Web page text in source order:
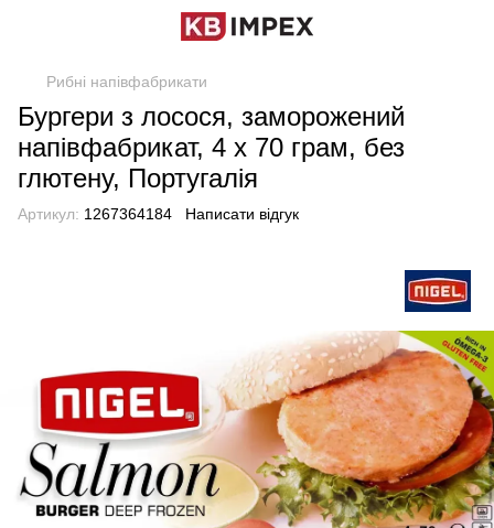
Рибні напівфабрикати
Бургери з лосося, заморожений
напівфабрикат, 4 х 70 грам, без
глютену, Португалія
Артикул: 1267364184 Написати відгук